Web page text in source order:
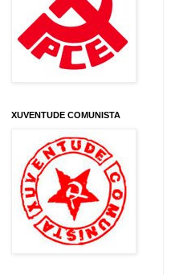
XUVENTUDE COMUNISTA